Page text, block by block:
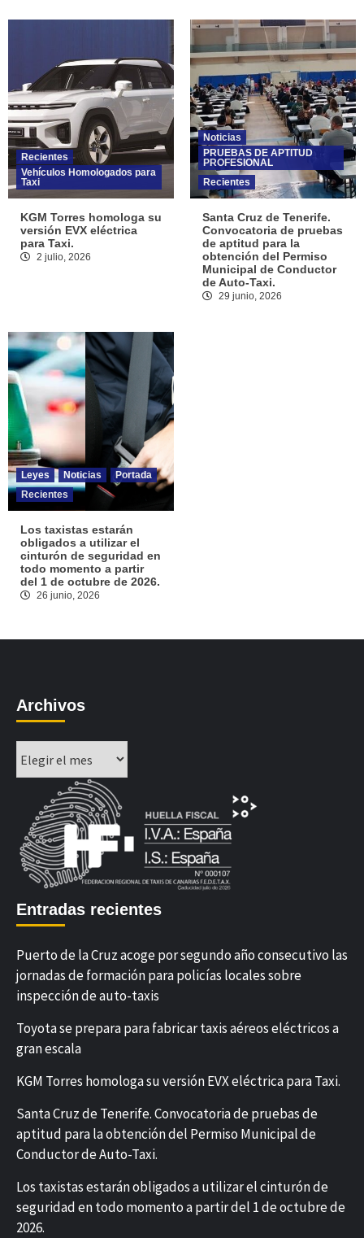
Recientes
Vehículos Homologados para
Taxi
KGM Torres homologa su
versión EVX eléctrica
para Taxi.
2 julio, 2026
Noticias
PRUEBAS DE APTITUD
PROFESIONAL
Recientes
Santa Cruz de Tenerife.
Convocatoria de pruebas
de aptitud para la
obtención del Permiso
Municipal de Conductor
de Auto-Taxi.
29 junio, 2026
Leyes Noticias
Portada
Recientes
Los taxistas estarán
obligados a utilizar el
cinturón de seguridad en
todo momento a partir
del 1 de octubre de 2026.
26 junio, 2026
Archivos
Entradas recientes
Puerto de la Cruz acoge por segundo año consecutivo las
jornadas de formación para policías locales sobre
inspección de auto-taxis
Toyota se prepara para fabricar taxis aéreos eléctricos a
gran escala
KGM Torres homologa su versión EVX eléctrica para Taxi.
Santa Cruz de Tenerife. Convocatoria de pruebas de
aptitud para la obtención del Permiso Municipal de
Conductor de Auto-Taxi.
Los taxistas estarán obligados a utilizar el cinturón de
seguridad en todo momento a partir del 1 de octubre de
2026.